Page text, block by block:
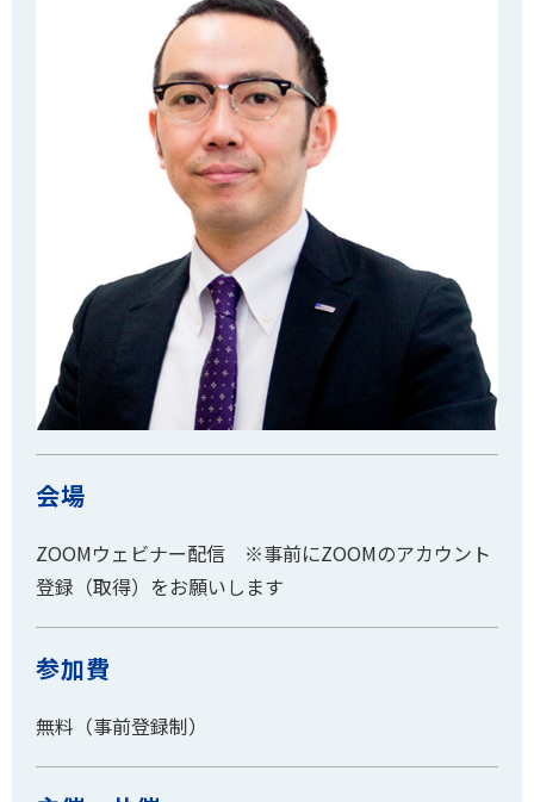
会場
ZOOMウェビナー配信 ※事前にZOOMのアカウント
登録（取得）をお願いします
参加費
無料（事前登録制）